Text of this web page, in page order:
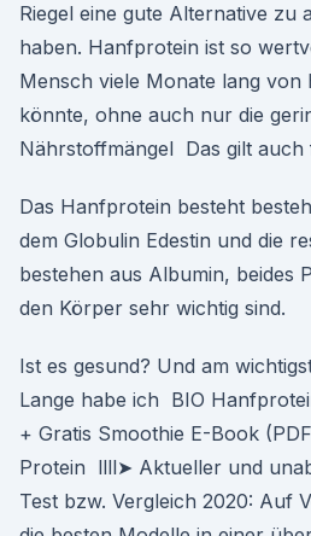
Riegel eine gute Alternative zu
haben. Hanfprotein ist so
Mensch viele Monate lang
könnte, ohne auch nur die
Nährstoffmängel Das gilt
Das Hanfprotein besteht
dem Globulin Edestin und die
bestehen aus Albumin, beides
den Körper sehr wichtig sind.
Ist es gesund? Und am
Lange habe ich BIO
+ Gratis Smoothie E-Book
Protein llll➤ Aktueller und
Test bzw. Vergleich 2020: Auf